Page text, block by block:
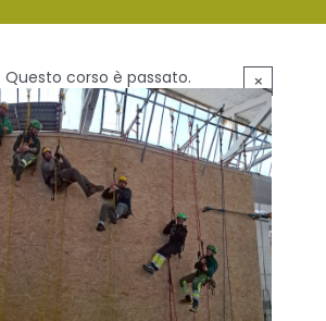
SERVIZI
FORMAZIONE
NEWS
EVENTI NOVITÀ
CONTATTI
Questo corso è passato. ×